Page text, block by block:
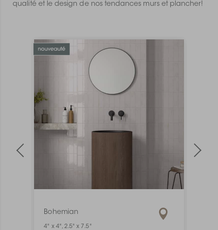
qualité et le design de nos tendances murs et plancher!
Bohemian
4" x 4", 2.5" x 7.5"